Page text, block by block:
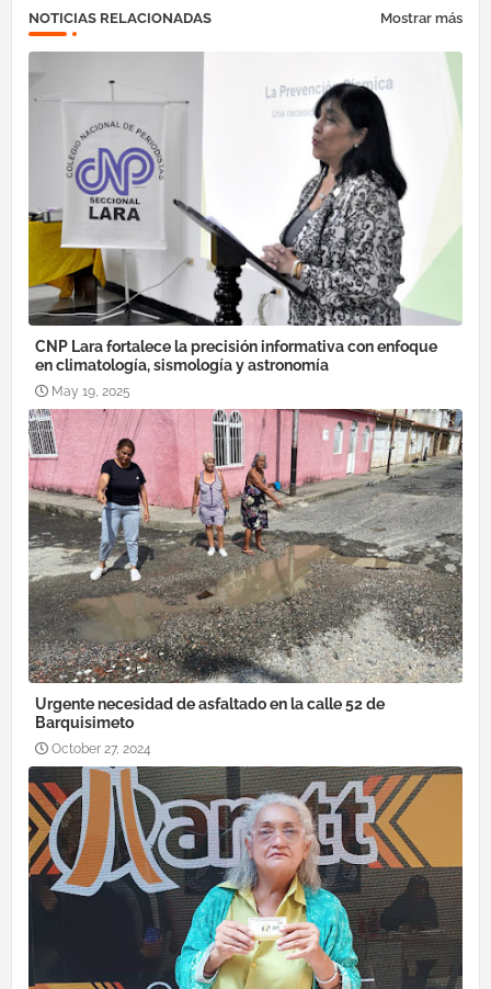
NOTICIAS RELACIONADAS Mostrar más
CNP Lara fortalece la precisión informativa con enfoque
en climatología, sismología y astronomía
May 19, 2025
Urgente necesidad de asfaltado en la calle 52 de
Barquisimeto
October 27, 2024